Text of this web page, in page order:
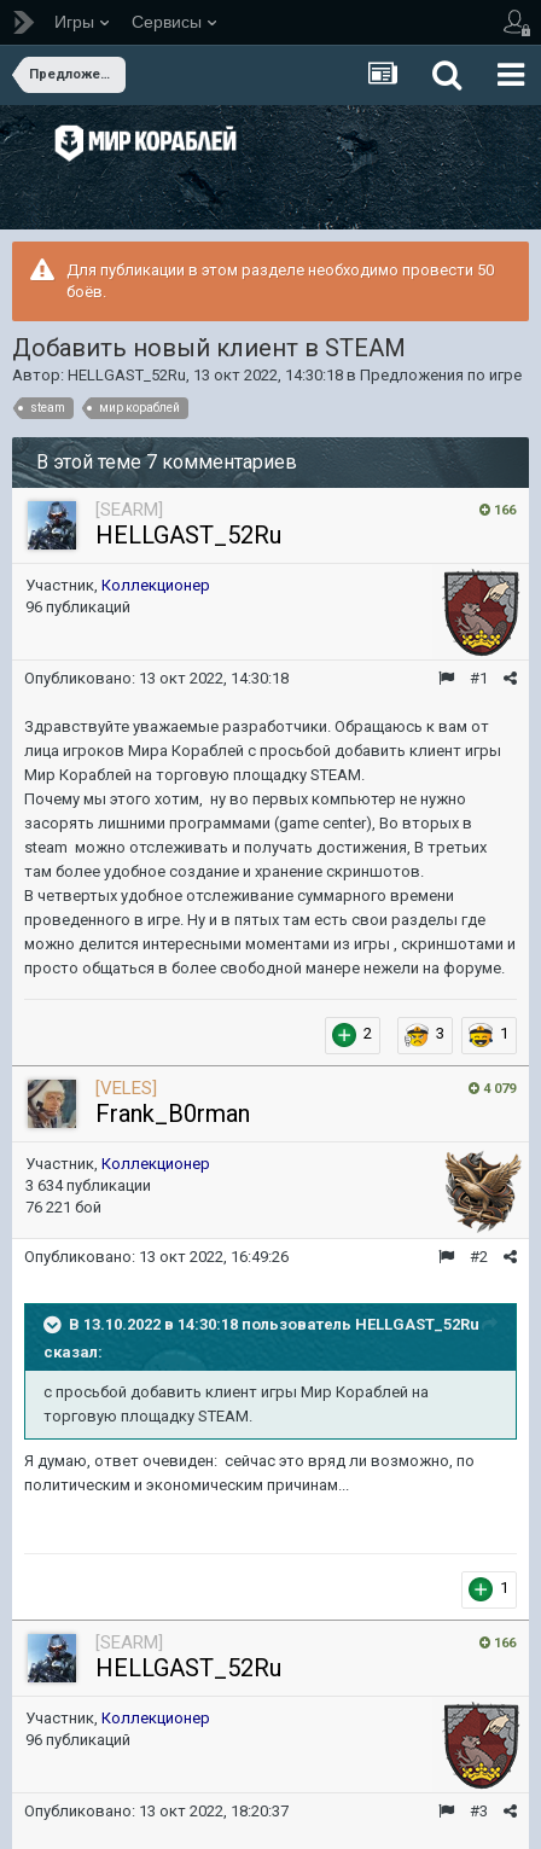
Игры Сервисы
Предложения по игре
Для публикации в этом разделе необходимо провести 50
боёв.
Добавить новый клиент в STEAM
Автор: HELLGAST_52Ru, 13 окт 2022, 14:30:18 в Предложения по игре
steam мир кораблей
В этой теме 7 комментариев
166
[SEARM]
HELLGAST_52Ru
Участник, Коллекционер
96 публикаций
#1
Опубликовано: 13 окт 2022, 14:30:18
Здравствуйте уважаемые разработчики. Обращаюсь к вам от
лица игроков Мира Кораблей с просьбой добавить клиент игры
Мир Кораблей на торговую площадку STEAM.
Почему мы этого хотим, ну во первых компьютер не нужно
засорять лишними программами (game center), Во вторых в
steam можно отслеживать и получать достижения, В третьих
там более удобное создание и хранение скриншотов.
В четвертых удобное отслеживание суммарного времени
проведенного в игре. Ну и в пятых там есть свои разделы где
можно делится интересными моментами из игры , скриншотами и
просто общаться в более свободной манере нежели на форуме.
2 3 1
4 079
[VELES]
Frank_B0rman
Участник, Коллекционер
3 634 публикации
76 221 бой
#2
Опубликовано: 13 окт 2022, 16:49:26
В 13.10.2022 в 14:30:18 пользователь HELLGAST_52Ru
сказал:
с просьбой добавить клиент игры Мир Кораблей на
торговую площадку STEAM.
Я думаю, ответ очевиден: сейчас это вряд ли возможно, по
политическим и экономическим причинам...
1
166
[SEARM]
HELLGAST_52Ru
Участник, Коллекционер
96 публикаций
#3
Опубликовано: 13 окт 2022, 18:20:37